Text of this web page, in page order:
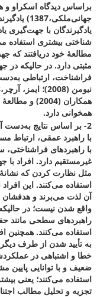
یادگیرندگان با جهت‌گیری
مطالعۀ خود دریافتند که
مثبتی دارد. در حالیکه در
فراشناخت، ارتباطی به‌دست
همخوانی دارد.
2- بر اساس نتایج
با راهبرد عمقی، ارتباط
با راهبردهای
غیرمستقیم دارد. افراد
مثل نظارت کردن که نشانۀ
استفاده می‌کنند. این
آن لذت می‌برند و هدفشان
واقع شدن نیست؛ در
راهبردهای سطحی مانند
استفاده می‌کنند. همچنین
به تأیید شدن از طرف
خطا و اشتباهی در
ضعیف و با توانایی
استفاده می‌کنند؛ یعنی
تجزیه و تحلیل مطالب اجتناب